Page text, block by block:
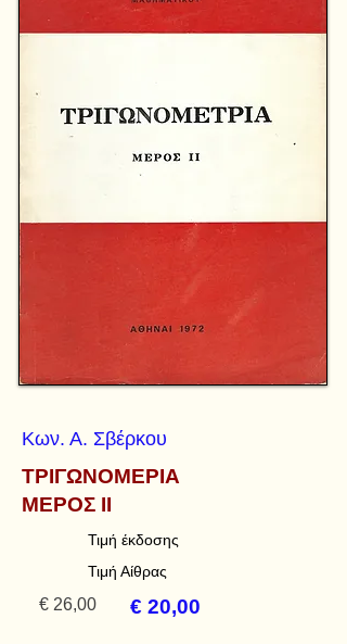
Κων. Α. Σβέρκου
ΤΡΙΓΩΝΟΜΕΡΙΑ
ΜΕΡΟΣ ΙΙ
Τιμή έκδοσης
Τιμή Αίθρας
€ 26,00 € 20,00